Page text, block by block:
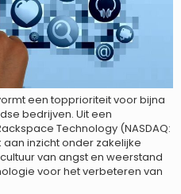
een topprioriteit voor bijna
bedrijven. Uit een
Technology (NASDAQ:
inzicht onder zakelijke
van angst en weerstand
voor het verbeteren van